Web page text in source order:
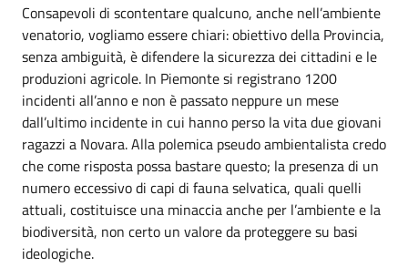
Consapevoli di scontentare qualcuno, anche nell’ambiente
venatorio, vogliamo essere chiari: obiettivo della Provincia,
senza ambiguità, è difendere la sicurezza dei cittadini e le
produzioni agricole. In Piemonte si registrano 1200
incidenti all’anno e non è passato neppure un mese
dall’ultimo incidente in cui hanno perso la vita due giovani
ragazzi a Novara. Alla polemica pseudo ambientalista credo
che come risposta possa bastare questo; la presenza di un
numero eccessivo di capi di fauna selvatica, quali quelli
attuali, costituisce una minaccia anche per l’ambiente e la
biodiversità, non certo un valore da proteggere su basi
ideologiche.